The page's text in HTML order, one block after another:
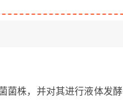
菌株，并对其进行液体发